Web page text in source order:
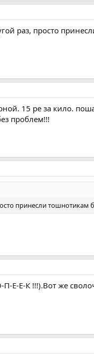
раз, просто
15 ре за кило.
проблем!!!
принесли тошнотикам
Е-Е-К !!!).Вот же